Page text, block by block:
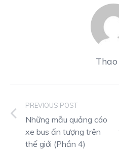
PREVIOUS POST
Những mẫu quảng cáo
xe bus ấn tượng trên
thế giới (Phần 4)